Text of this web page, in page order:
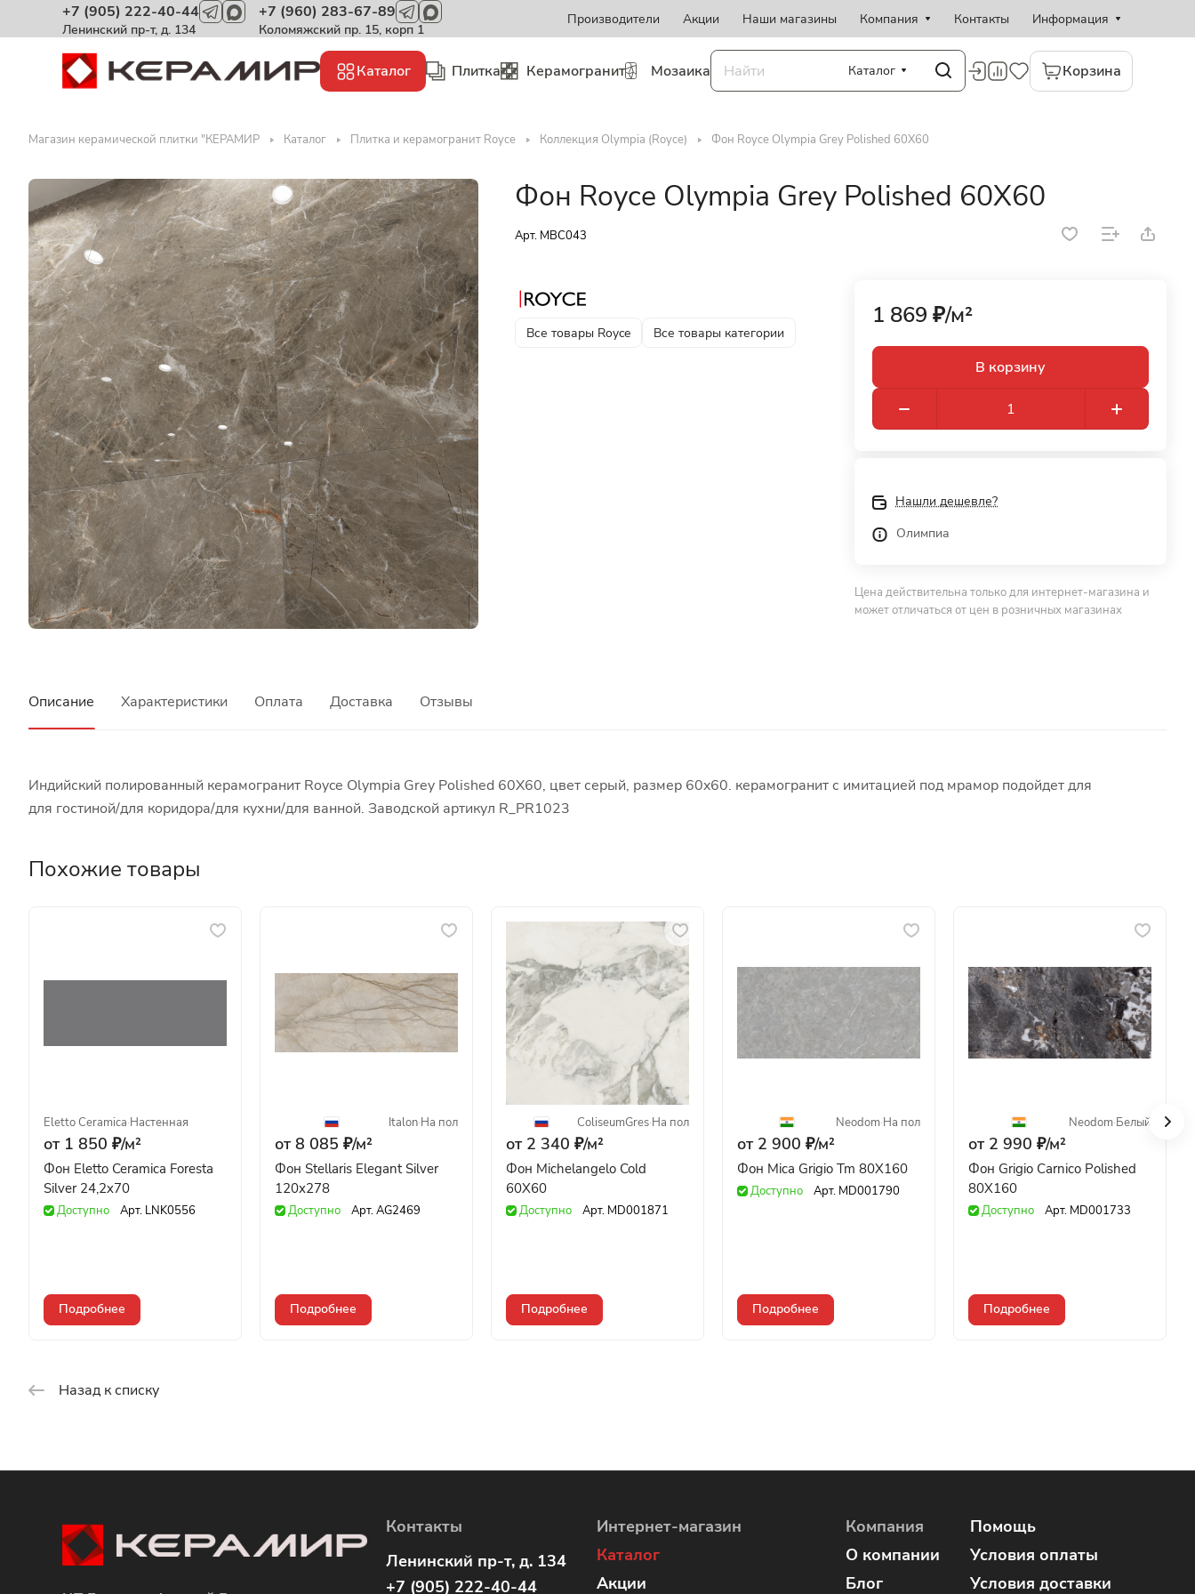
+7 (905) 222-40-44
Ленинский пр-т, д. 134
+7 (960) 283-67-89
Коломяжский пр. 15, корп 1
Производители Акции Наши магазины Компания Контакты Информация
Каталог Плитка Керамогранит Мозаика Каталог Корзина
Магазин керамической плитки "КЕРАМИР Каталог Плитка и керамогранит Royce Коллекция Olympia (Royce) Фон Royce Olympia Grey Polished 60X60
Фон Royce Olympia Grey Polished 60X60
Арт. MBC043
Все товары Royce Все товары категории
1 869 ₽/м²
В корзину
Нашли дешевле?
Олимпиа
Цена действительна только для интернет-магазина и
может отличаться от цен в розничных магазинах
Описание Характеристики Оплата Доставка Отзывы
Индийский полированный керамогранит Royce Olympia Grey Polished 60X60, цвет серый, размер 60x60. керамогранит с имитацией под мрамор подойдет для
для гостиной/для коридора/для кухни/для ванной. Заводской артикул R_PR1023
Похожие товары
Eletto Ceramica·Настенная
от 1 850 ₽/м²
Фон Eletto Ceramica Foresta
Silver 24,2x70
Доступно Арт. LNK0556
Подробнее
Italon·На пол
от 8 085 ₽/м²
Фон Stellaris Elegant Silver
120x278
Доступно Арт.AG2469
Подробнее
ColiseumGres·На пол
от 2 340 ₽/м²
Фон Michelangelo Cold
60X60
Доступно Арт. MD001871
Подробнее
Neodom·На пол
от 2 900 ₽/м²
Фон Mica Grigio Tm 80X160
Доступно Арт. MD001790
Подробнее
Neodom·Белый
от 2 990 ₽/м²
Фон Grigio Carnico Polished
80X160
Доступно Арт. MD001733
Подробнее
Назад к списку
Контакты
Ленинский пр-т, д. 134
+7 (905) 222-40-44
Интернет-магазин
Каталог
Акции
Компания
О компании
Блог
Помощь
Условия оплаты
Условия доставки